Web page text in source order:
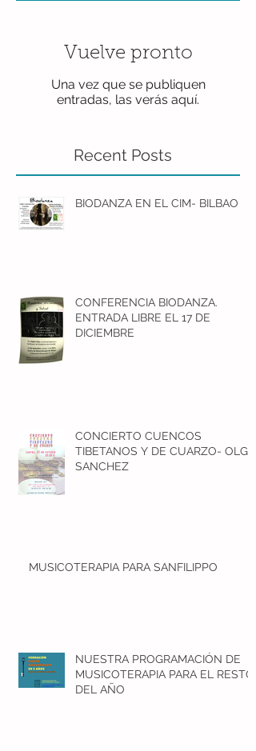
Vuelve pronto
Una vez que se publiquen
entradas, las verás aquí.
Recent Posts
BIODANZA EN EL CIM- BILBAO
CONFERENCIA BIODANZA.
ENTRADA LIBRE EL 17 DE
DICIEMBRE
CONCIERTO CUENCOS
TIBETANOS Y DE CUARZO- OLGA
SANCHEZ
MUSICOTERAPIA PARA SANFILIPPO
NUESTRA PROGRAMACIÓN DE
MUSICOTERAPIA PARA EL RESTO
DEL AÑO